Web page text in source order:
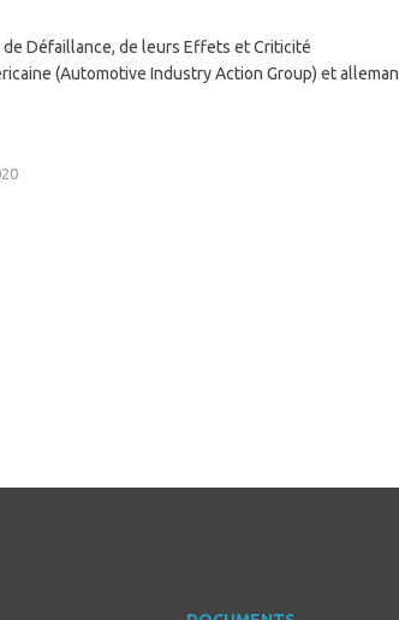
Défaillance, de leurs Effets et Criticité
(Automotive Industry Action Group) et